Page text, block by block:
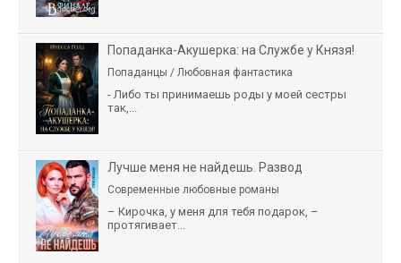
Попаданка-Акушерка: на Службе у Князя!
Попаданцы / Любовная фантастика
- Либо ты принимаешь роды у моей сестры
так,...
Лучше меня не найдешь. Развод
Современные любовные романы
– Кирочка, у меня для тебя подарок, –
протягивает...